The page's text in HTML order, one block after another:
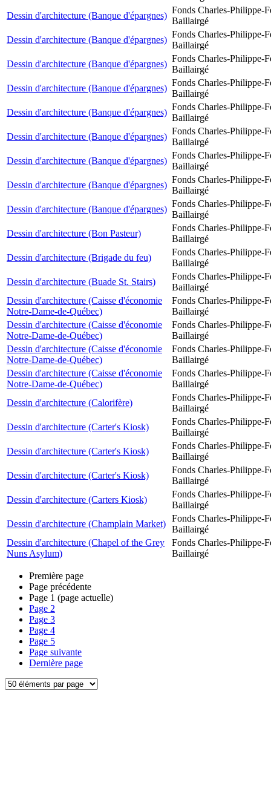
Dessin d'architecture (Banque d'épargnes)
Fonds Charles-Philippe-
Baillairgé
Dessin d'architecture (Banque d'épargnes)
Fonds Charles-Philippe-
Baillairgé
Dessin d'architecture (Banque d'épargnes)
Fonds Charles-Philippe-
Baillairgé
Dessin d'architecture (Banque d'épargnes)
Fonds Charles-Philippe-
Baillairgé
Dessin d'architecture (Banque d'épargnes)
Fonds Charles-Philippe-
Baillairgé
Dessin d'architecture (Banque d'épargnes)
Fonds Charles-Philippe-
Baillairgé
Dessin d'architecture (Banque d'épargnes)
Fonds Charles-Philippe-
Baillairgé
Dessin d'architecture (Banque d'épargnes)
Fonds Charles-Philippe-
Baillairgé
Dessin d'architecture (Banque d'épargnes)
Fonds Charles-Philippe-
Baillairgé
Dessin d'architecture (Bon Pasteur)
Fonds Charles-Philippe-
Baillairgé
Dessin d'architecture (Brigade du feu)
Fonds Charles-Philippe-
Baillairgé
Dessin d'architecture (Buade St. Stairs)
Fonds Charles-Philippe-
Baillairgé
Dessin d'architecture (Caisse d'économie
Notre-Dame-de-Québec)
Fonds Charles-Philippe-
Baillairgé
Dessin d'architecture (Caisse d'économie
Notre-Dame-de-Québec)
Fonds Charles-Philippe-
Baillairgé
Dessin d'architecture (Caisse d'économie
Notre-Dame-de-Québec)
Fonds Charles-Philippe-
Baillairgé
Dessin d'architecture (Caisse d'économie
Notre-Dame-de-Québec)
Fonds Charles-Philippe-
Baillairgé
Dessin d'architecture (Calorifère)
Fonds Charles-Philippe-
Baillairgé
Dessin d'architecture (Carter's Kiosk)
Fonds Charles-Philippe-
Baillairgé
Dessin d'architecture (Carter's Kiosk)
Fonds Charles-Philippe-
Baillairgé
Dessin d'architecture (Carter's Kiosk)
Fonds Charles-Philippe-
Baillairgé
Dessin d'architecture (Carters Kiosk)
Fonds Charles-Philippe-
Baillairgé
Dessin d'architecture (Champlain Market)
Fonds Charles-Philippe-
Baillairgé
Dessin d'architecture (Chapel of the Grey
Nuns Asylum)
Fonds Charles-Philippe-
Baillairgé
Première page
Page précédente
Page 1 (page actuelle)
Page 2
Page 3
Page 4
Page 5
Page suivante
Dernière page